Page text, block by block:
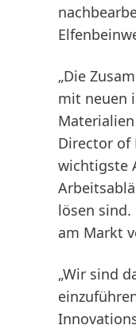
„Die
mit neuen
Director of
wichtigste
lösen
am Markt
„Wir sind